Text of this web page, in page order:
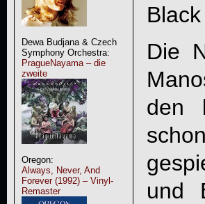
Dewa Budjana & Czech
Symphony Orchestra:
PragueNayama – die
zweite
Oregon:
Always, Never, And
Forever (1992) – Vinyl-
Remaster
Die
den
und